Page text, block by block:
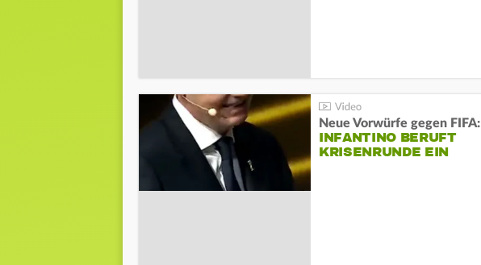
Neue Vorwürfe gegen FIFA:
INFANTINO BERUFT
KRISENRUNDE EIN